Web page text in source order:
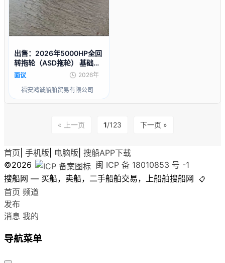
出售：2026年5000HP全回
转拖轮（ASD拖轮） 基础信
息 • 建造年份：2026年07月
国 • 船级社：CCS中国船级
面议 2026年
福安鸿诚船舶贸易有限公司
« 上一页 1/123 下一页 »
首页 手机版 电脑版 搜船APP下载
©2026
闽 ICP 备 18010853 号 -1
搜船网 — 买船，卖船，二手船舶交易，上船舶搜船网
📋
首页 频道
发布
消息 我的
导航菜单